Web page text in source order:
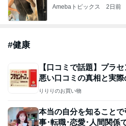
Amebaトピックス 2日前
#健康
【口コミで話題】プラ
悪い口コミの真相と実
りりりのお買い物
本当の自分を知ること
事･転職･恋愛･人間関係